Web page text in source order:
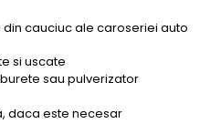
cauciuc ale caroseriei auto
si uscate
sau pulverizator
daca este necesar